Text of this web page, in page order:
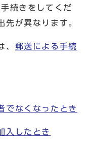
続きをしてくだ
先が異なります。
、 郵送による手続
でなくなったとき
入したとき